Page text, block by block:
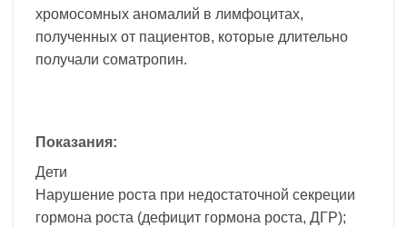
хромосомных аномалий в лимфоцитах,
полученных от пациентов, которые длительно
получали соматропин.
Показания:
Дети
Нарушение роста при недостаточной секреции
гормона роста (дефицит гормона роста, ДГР);